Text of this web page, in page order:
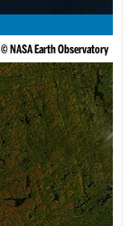
© NASA Earth Observatory